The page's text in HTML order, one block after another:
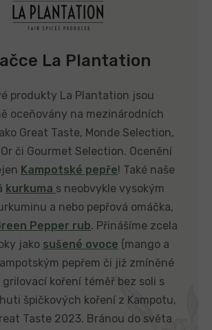
La Plantation
produkty La Plantation jsou
oceňovány na mezinárodních
Great Taste, Monde Selection,
či Gourmet Selection. Ocenění
Kampotské pepře! Také naše
kurkuma s neobvykle vysokým
a nebo pepřová omáčka,
Pepper rub. Přinášíme zcela
jako sušené ovoce (mango a
pepřem či již zmíněné
koření téměř bez soli s
špičkových koření z Kampotu,
Taste 2023. Bránou do světa